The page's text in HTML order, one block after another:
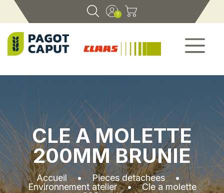
CLE A MOLETTE
200MM BRUNIE
Accueil•Pieces detachees•
Environnement atelier•Cle a molette